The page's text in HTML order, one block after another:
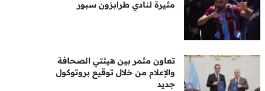
مثيرة لنادي طرابزون سبور
تعاون مثمر بين هيئتي الصحافة
والإعلام من خلال توقيع بروتوكول
جديد